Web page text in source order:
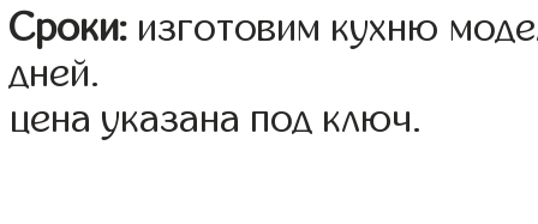
Сроки: изготовим кухню
дней.
цена указана под ключ.